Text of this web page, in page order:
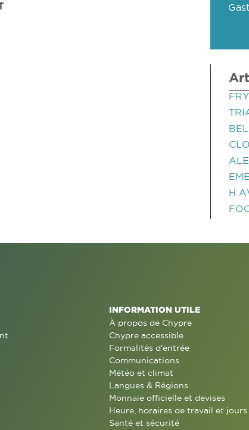
H
INFORMATION UTILE
À propos de Chypre
Chypre accessible
Formalités d'entrée
Communications
Météo et climat
Langues & Régions
Monnaie officielle et devises
Heure, horaires de travail et jours
Santé et sécurité